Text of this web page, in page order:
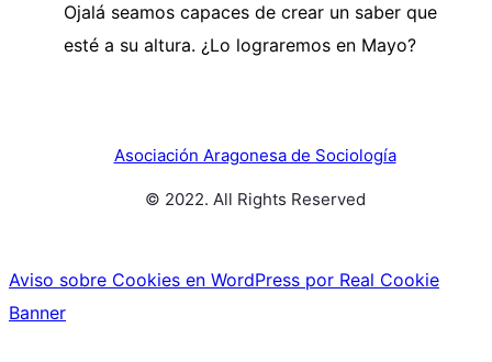
Ojalá seamos capaces de crear un saber que
esté a su altura. ¿Lo lograremos en Mayo?
Asociación Aragonesa de Sociología
© 2022. All Rights Reserved
Aviso sobre Cookies en WordPress por Real Cookie
Banner